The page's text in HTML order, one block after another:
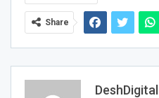
Share
DeshDigital